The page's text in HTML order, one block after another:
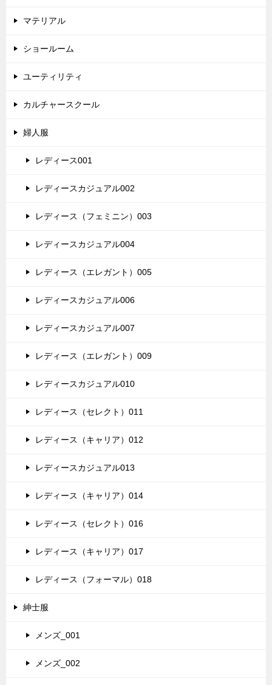
マテリアル
ショールーム
ユーティリティ
カルチャースクール
婦人服
レディース001
レディースカジュアル002
レディース（フェミニン）003
レディースカジュアル004
レディース（エレガント）005
レディースカジュアル006
レディースカジュアル007
レディース（エレガント）009
レディースカジュアル010
レディース（セレクト）011
レディース（キャリア）012
レディースカジュアル013
レディース（キャリア）014
レディース（セレクト）016
レディース（キャリア）017
レディース（フォーマル）018
紳士服
メンズ_001
メンズ_002